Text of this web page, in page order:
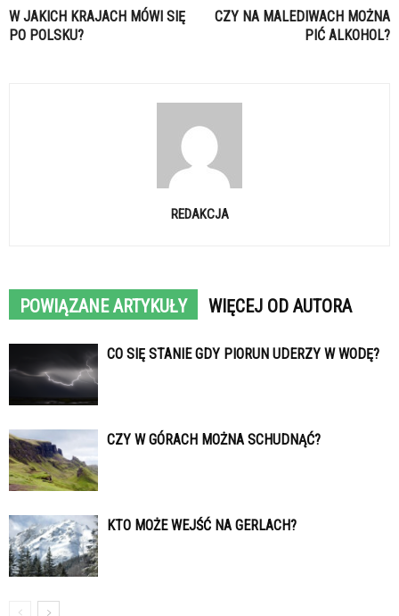
W JAKICH KRAJACH MÓWI SIĘ
PO POLSKU?
CZY NA MALEDIWACH MOŻNA
PIĆ ALKOHOL?
REDAKCJA
POWIĄZANE ARTYKUŁY WIĘCEJ OD AUTORA
CO SIĘ STANIE GDY PIORUN UDERZY W WODĘ?
CZY W GÓRACH MOŻNA SCHUDNĄĆ?
KTO MOŻE WEJŚĆ NA GERLACH?